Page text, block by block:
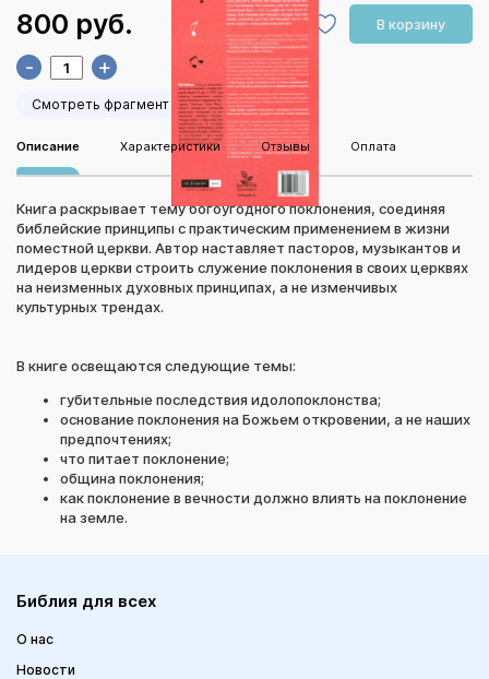
800 руб. В корзину
- +
Смотреть фрагмент
Описание Характеристики Отзывы Оплата
Книга раскрывает тему богоугодного поклонения, соединяя
библейские принципы с практическим применением в жизни
поместной церкви. Автор наставляет пасторов, музыкантов и
лидеров церкви строить служение поклонения в своих церквях
на неизменных духовных принципах, а не изменчивых
культурных трендах.
В книге освещаются следующие темы:
губительные последствия идолопоклонства;
основание поклонения на Божьем откровении, а не наших
предпочтениях;
что питает поклонение;
община поклонения;
как поклонение в вечности должно влиять на поклонение
на земле.
Библия для всех
О нас
Новости